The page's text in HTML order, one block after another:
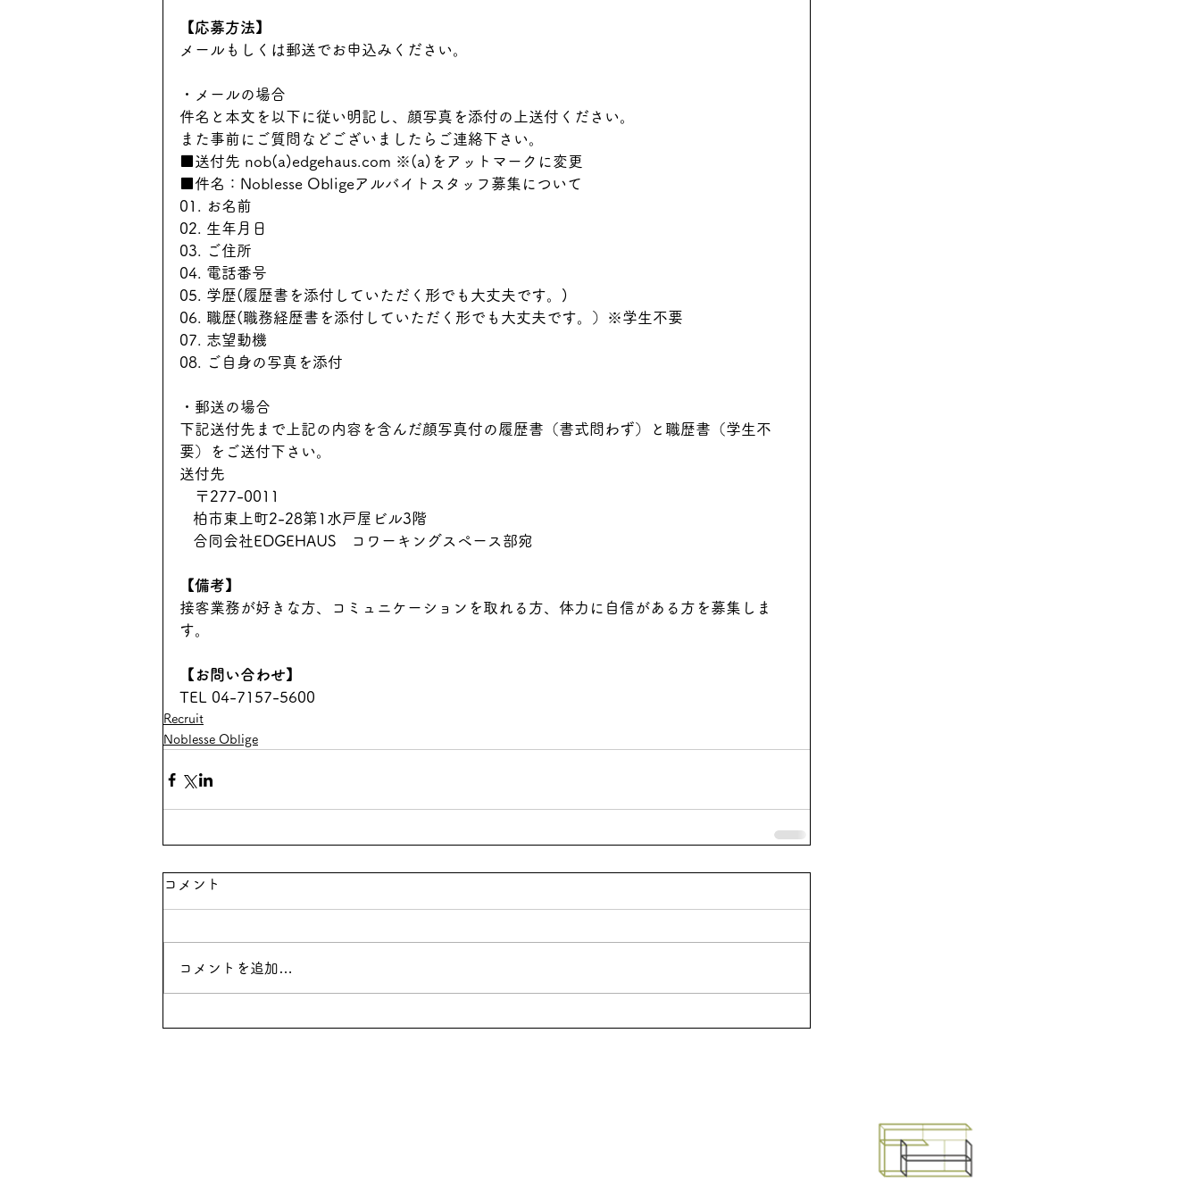
【応募方法】
メールもしくは郵送でお申込みください。
・メールの場合
件名と本文を以下に従い明記し、顔写真を添付の上送付ください。
また事前にご質問などございましたらご連絡下さい。
■送付先 nob(a)edgehaus.com ※(a)をアットマークに変更
■件名：Noblesse Obligeアルバイトスタッフ募集について
01. お名前
02. 生年月日
03. ご住所
04. 電話番号
05. 学歴(履歴書を添付していただく形でも大丈夫です。)
06. 職歴(職務経歴書を添付していただく形でも大丈夫です。）※学生不要
07. 志望動機
08. ご自身の写真を添付
・郵送の場合
下記送付先まで上記の内容を含んだ顔写真付の履歴書（書式問わず）と職歴書（学生不
要）をご送付下さい。
送付先
〒277-0011
   柏市東上町2-28第1水戸屋ビル3階
   合同会社EDGEHAUS　コワーキングスペース部宛
【備考】
接客業務が好きな方、コミュニケーションを取れる方、体力に自信がある方を募集しま
す。
【お問い合わせ】
TEL 04-7157-5600
Recruit
Noblesse Oblige
コメント
コメントを追加…